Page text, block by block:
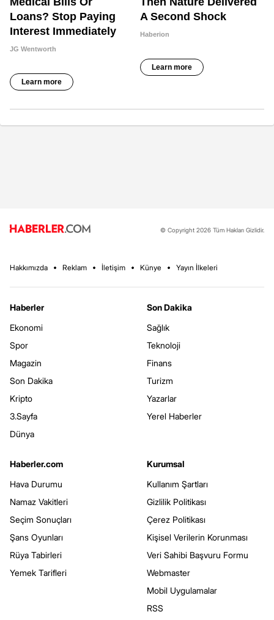
© Copyright 2026 Tüm Hakları Gizlidir.
Hakkımızda Reklam İletişim Künye Yayın İlkeleri
Haberler
Ekonomi
Spor
Magazin
Son Dakika
Kripto
3.Sayfa
Dünya
Son Dakika
Sağlık
Teknoloji
Finans
Turizm
Yazarlar
Yerel Haberler
Haberler.com
Hava Durumu
Namaz Vakitleri
Seçim Sonuçları
Şans Oyunları
Rüya Tabirleri
Yemek Tarifleri
Kurumsal
Kullanım Şartları
Gizlilik Politikası
Çerez Politikası
Kişisel Verilerin Korunması
Veri Sahibi Başvuru Formu
Webmaster
Mobil Uygulamalar
RSS